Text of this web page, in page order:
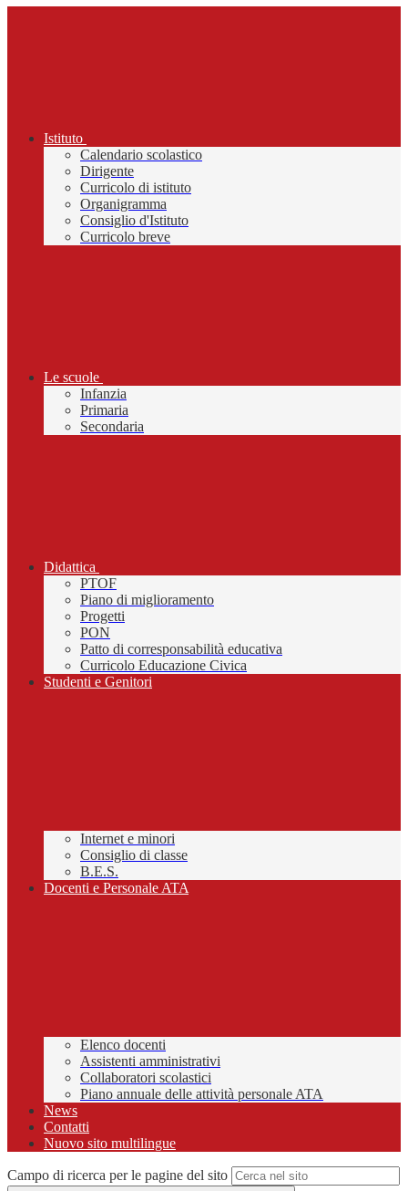
Istituto
Calendario scolastico
Dirigente
Curricolo di istituto
Organigramma
Consiglio d'Istituto
Curricolo breve
Le scuole
Infanzia
Primaria
Secondaria
Didattica
PTOF
Piano di miglioramento
Progetti
PON
Patto di corresponsabilità educativa
Curricolo Educazione Civica
Studenti e Genitori
Internet e minori
Consiglio di classe
B.E.S.
Docenti e Personale ATA
Elenco docenti
Assistenti amministrativi
Collaboratori scolastici
Piano annuale delle attività personale ATA
News
Contatti
Nuovo sito multilingue
Campo di ricerca per le pagine del sito